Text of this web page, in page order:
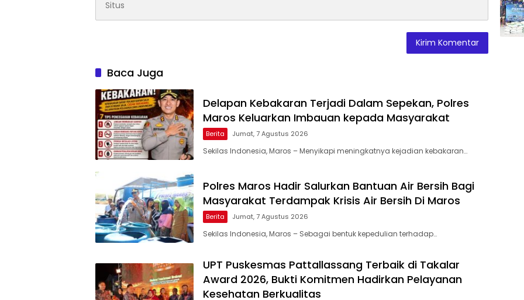
Baca Juga
Delapan Kebakaran Terjadi Dalam Sepekan, Polres
Maros Keluarkan Imbauan kepada Masyarakat
Berita Jumat, 7 Agustus 2026
Sekilas Indonesia, Maros – Menyikapi meningkatnya kejadian kebakaran…
Polres Maros Hadir Salurkan Bantuan Air Bersih Bagi
Masyarakat Terdampak Krisis Air Bersih Di Maros
Berita Jumat, 7 Agustus 2026
Sekilas Indonesia, Maros – Sebagai bentuk kepedulian terhadap…
UPT Puskesmas Pattallassang Terbaik di Takalar
Award 2026, Bukti Komitmen Hadirkan Pelayanan
Kesehatan Berkualitas